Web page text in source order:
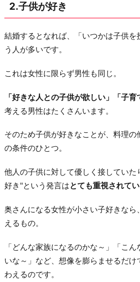
2.子供が好き
結婚するとなれば、「いつかは子供を
う人が多いです。
これは女性に限らず男性も同じ。
「好きな人との子供が欲しい」「子育
考える男性はたくさんいます。
そのため子供が好きなことが、料理の
の条件のひとつ。
他人の子供に対して優しく接していた
好き"という発言はとても重視されてい
奥さんになる女性が小さい子好きなら
えるもの。
「どんな家族になるのかな～」「こ
いな～」など、想像を膨らませるだけ
わえるのです。